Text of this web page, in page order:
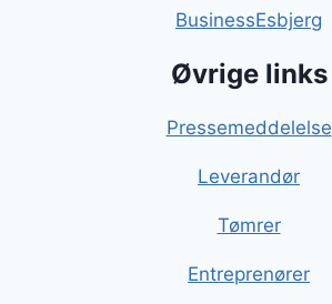
BusinessEsbjerg
Øvrige links
Pressemeddelelse
Leverandør
Tømrer
Entreprenører